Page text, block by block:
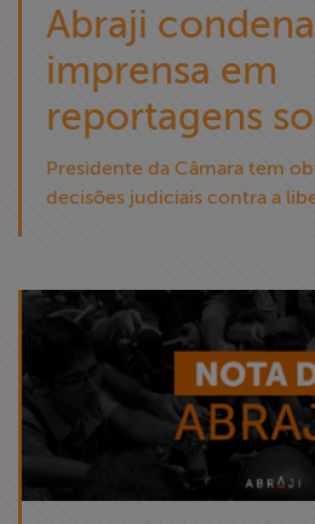
Abraji
imprensa em
reportagens
Presidente da Câmara tem
decisões judiciais contra a